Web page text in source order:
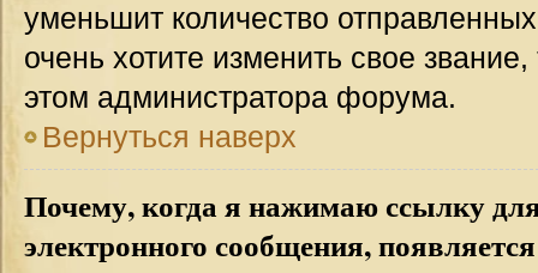
уменьшит количество
очень хотите изменить свое
этом администратора форума.
Вернуться наверх
Почему, когда я нажимаю ссылку
электронного сообщения,